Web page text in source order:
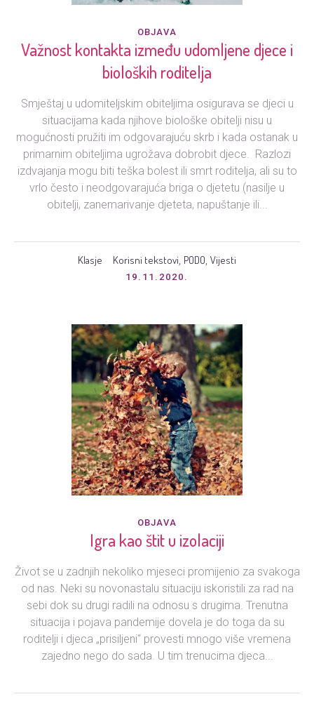
OBJAVA
Važnost kontakta između udomljene djece i
bioloških roditelja
Smještaj u udomiteljskim obiteljima osigurava se djeci u
situacijama kada njihove biološke obitelji nisu u
mogućnosti pružiti im odgovarajuću skrb i kada ostanak u
primarnim obiteljima ugrožava dobrobit djece. Razlozi
izdvajanja mogu biti teška bolest ili smrt roditelja, ali su to
vrlo često i neodgovarajuća briga o djetetu (nasilje u
obitelji, zanemarivanje djeteta, napuštanje ili...
Klasje Korisni tekstovi PODO Vijesti
19.11.2020.
OBJAVA
Igra kao štit u izolaciji
Život se u zadnjih nekoliko mjeseci promijenio za svakoga
od nas. Neki su novonastalu situaciju iskoristili za rad na
sebi dok su drugi radili na odnosu s drugima. Trenutna
situacija i pojava pandemije dovela je do toga da su
roditelji i djeca „prisiljeni“ provesti mnogo više vremena
zajedno nego do sada. U tim trenucima djeca...